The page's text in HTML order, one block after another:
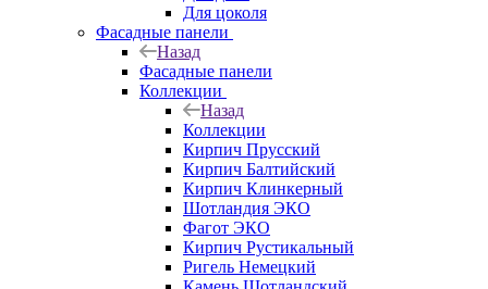
Для цоколя
Фасадные панели
Назад
Фасадные панели
Коллекции
Назад
Коллекции
Кирпич Прусский
Кирпич Балтийский
Кирпич Клинкерный
Шотландия ЭКО
Фагот ЭКО
Кирпич Рустикальный
Ригель Немецкий